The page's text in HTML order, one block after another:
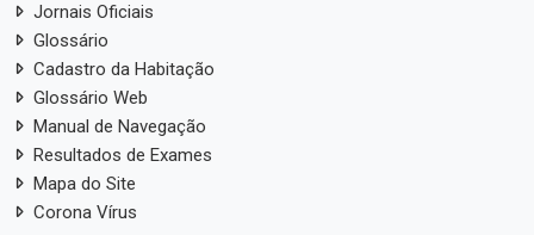
Jornais Oficiais
Glossário
Cadastro da Habitação
Glossário Web
Manual de Navegação
Resultados de Exames
Mapa do Site
Corona Vírus